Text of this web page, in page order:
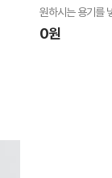
원하시는 용기를
0원